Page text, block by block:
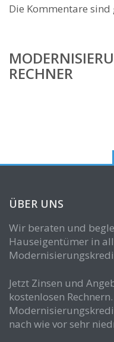
Die Kommentare sind
RECHNER
ÜBER UNS
Wir beraten und
Hauseigentümer in
Jetzt Zinsen und
kostenlosen
nach wie vor sehr